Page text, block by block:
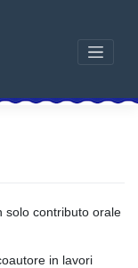
solo contributo orale
in lavori